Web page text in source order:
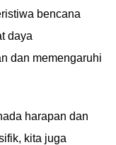
bencana
daya
dan memengaruhi
harapan dan
kita juga